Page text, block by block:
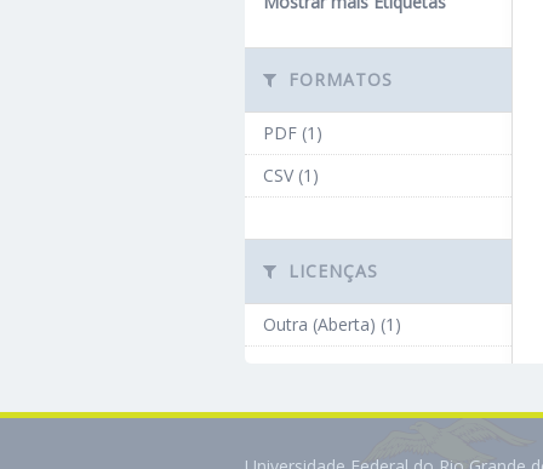
FORMATOS
PDF (1)
CSV (1)
LICENÇAS
Outra (Aberta) (1)